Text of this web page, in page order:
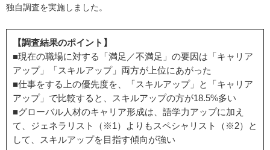
独自調査を実施しました。
【調査結果のポイント】
■現在の職場に対する「満足／不満足」の要因は「キャリア
アップ」「スキルアップ」両方が上位にあがった
■仕事をする上の優先度を、「スキルアップ」と「キャリア
アップ」で比較すると、スキルアップの方が18.5%多い
■グローバル人材のキャリア形成は、語学力アップに加え
て、ジェネラリスト（※1）よりもスペシャリスト（※2）と
して、スキルアップを目指す傾向が強い